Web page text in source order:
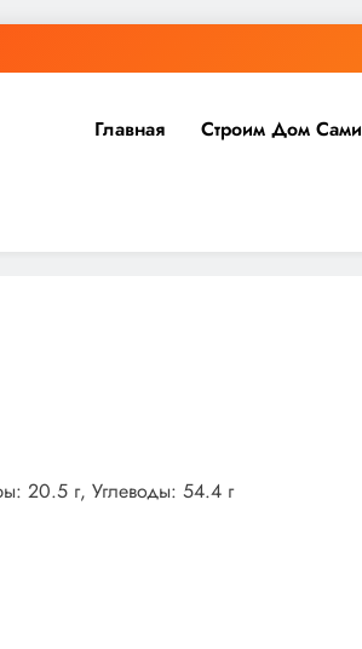
Главная Строим Дом Сами
20.5 г, Углеводы: 54.4 г